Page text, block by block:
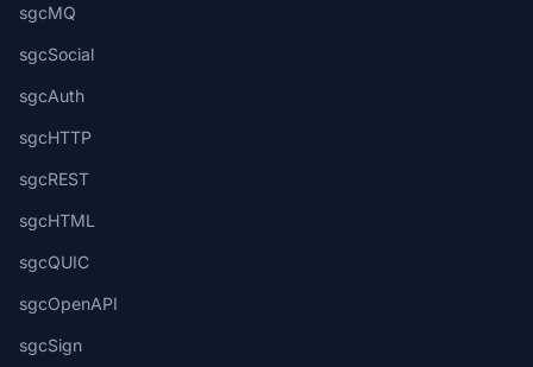
sgcMQ
sgcSocial
sgcAuth
sgcHTTP
sgcREST
sgcHTML
sgcQUIC
sgcOpenAPI
sgcSign